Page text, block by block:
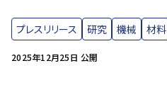
2025年12月25日 公開
プレスリリース 研究 機械 材料